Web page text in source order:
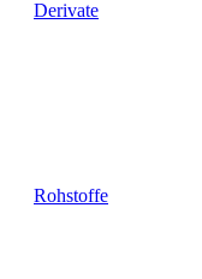
Derivate
Rohstoffe